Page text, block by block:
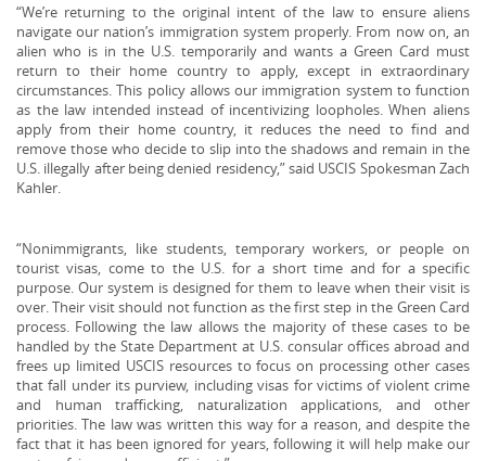
“We’re returning to the original intent of the law to ensure aliens
navigate our nation’s immigration system properly. From now on, an
alien who is in the U.S. temporarily and wants a Green Card must
return to their home country to apply, except in extraordinary
circumstances. This policy allows our immigration system to function
as the law intended instead of incentivizing loopholes. When aliens
apply from their home country, it reduces the need to find and
remove those who decide to slip into the shadows and remain in the
U.S. illegally after being denied residency,” said USCIS Spokesman Zach
Kahler.
“Nonimmigrants, like students, temporary workers, or people on
tourist visas, come to the U.S. for a short time and for a specific
purpose. Our system is designed for them to leave when their visit is
over. Their visit should not function as the first step in the Green Card
process. Following the law allows the majority of these cases to be
handled by the State Department at U.S. consular offices abroad and
frees up limited USCIS resources to focus on processing other cases
that fall under its purview, including visas for victims of violent crime
and human trafficking, naturalization applications, and other
priorities. The law was written this way for a reason, and despite the
fact that it has been ignored for years, following it will help make our